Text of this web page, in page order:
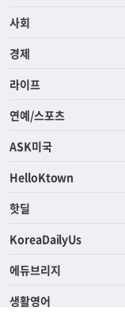
사회
경제
라이프
연예/스포츠
ASK미국
HelloKtown
핫딜
KoreaDailyUs
에듀브리지
생활영어